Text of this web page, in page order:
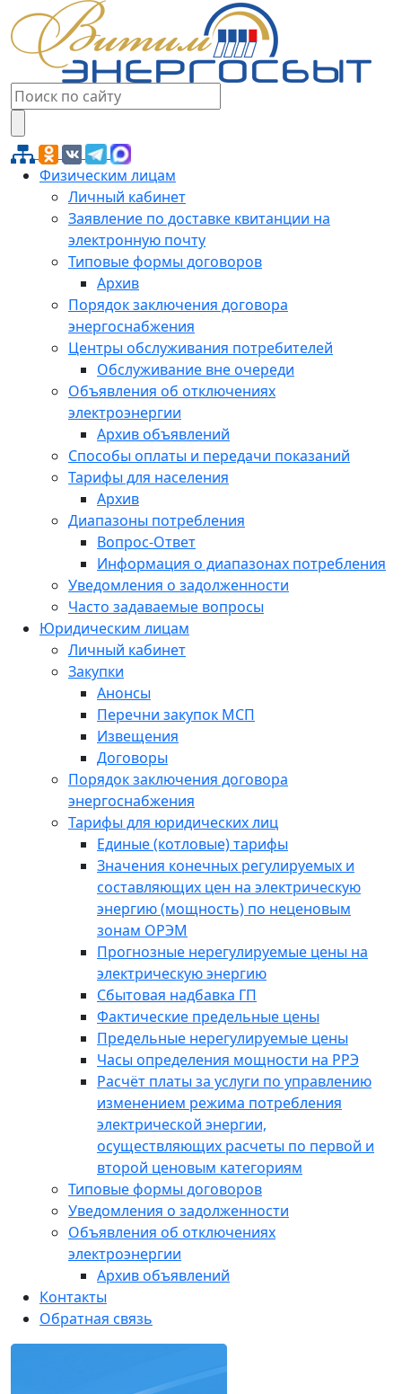
Физическим лицам
Личный кабинет
Заявление по доставке квитанции на
электронную почту
Типовые формы договоров
Архив
Порядок заключения договора
энергоснабжения
Центры обслуживания потребителей
Обслуживание вне очереди
Объявления об отключениях
электроэнергии
Архив объявлений
Способы оплаты и передачи показаний
Тарифы для населения
Архив
Диапазоны потребления
Вопрос-Ответ
Информация о диапазонах потребления
Уведомления о задолженности
Часто задаваемые вопросы
Юридическим лицам
Личный кабинет
Закупки
Анонсы
Перечни закупок МСП
Извещения
Договоры
Порядок заключения договора
энергоснабжения
Тарифы для юридических лиц
Единые (котловые) тарифы
Значения конечных регулируемых и
составляющих цен на электрическую
энергию (мощность) по неценовым
зонам ОРЭМ
Прогнозные нерегулируемые цены на
электрическую энергию
Сбытовая надбавка ГП
Фактические предельные цены
Предельные нерегулируемые цены
Часы определения мощности на РРЭ
Расчёт платы за услуги по управлению
изменением режима потребления
электрической энергии,
осуществляющих расчеты по первой и
второй ценовым категориям
Типовые формы договоров
Уведомления о задолженности
Объявления об отключениях
электроэнергии
Архив объявлений
Контакты
Обратная связь